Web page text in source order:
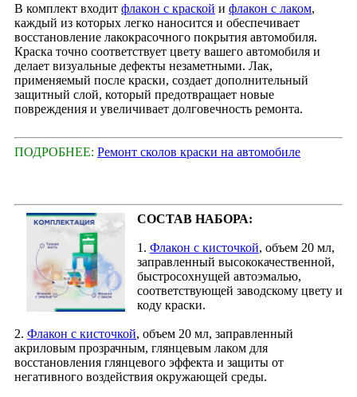
В комплект входит флакон с краской и флакон с лаком,
каждый из которых легко наносится и обеспечивает
восстановление лакокрасочного покрытия автомобиля.
Краска точно соответствует цвету вашего автомобиля и
делает визуальные дефекты незаметными. Лак,
применяемый после краски, создает дополнительный
защитный слой, который предотвращает новые
повреждения и увеличивает долговечность ремонта.
ПОДРОБНЕЕ: Ремонт сколов краски на автомобиле
СОСТАВ НАБОРА:
1. Флакон с кисточкой, объем 20 мл,
заправленный высококачественной,
быстросохнущей автоэмалью,
соответствующей заводскому цвету и
коду краски.
2. Флакон с кисточкой, объем 20 мл, заправленный
акриловым прозрачным, глянцевым лаком для
восстановления глянцевого эффекта и защиты от
негативного воздействия окружающей среды.